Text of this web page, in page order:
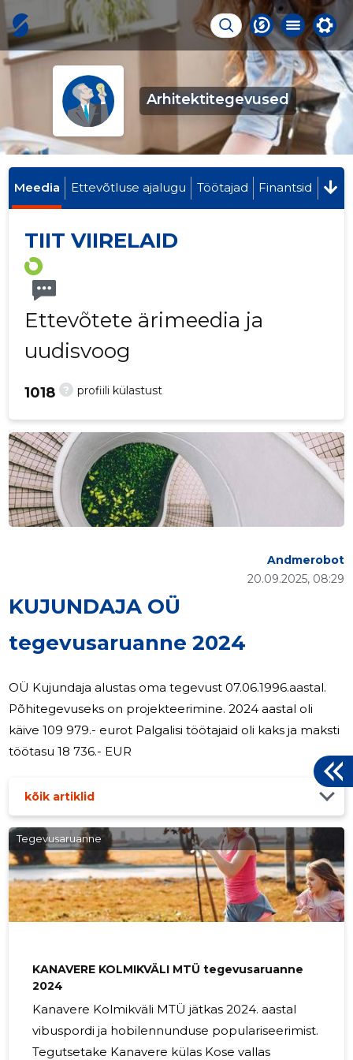
Arhitektitegevused
Meedia Ettevõtluse ajalugu Töötajad Finantsid
TIIT VIIRELAID
Ettevõtete ärimeedia ja
uudisvoog
? profiili külastust
1018
KUJUNDAJA OÜ
tegevusaruanne 2024
20.09.2025, 08:29
Andmerobot
OÜ Kujundaja alustas oma tegevust 07.06.1996.aastal.
Põhitegevuseks on projekteerimine. 2024 aastal oli
käive 109 979.- eurot Palgalisi töötajaid oli kaks ja maksti
töötasu 18 736.- EUR
kõik artiklid
Tegevusaruanne
KANAVERE KOLMIKVÄLI MTÜ tegevusaruanne
2024
Kanavere Kolmikväli MTÜ jätkas 2024. aastal
vibuspordi ja hobilennunduse populariseerimist.
Tegutsetake Kanavere külas Kose vallas